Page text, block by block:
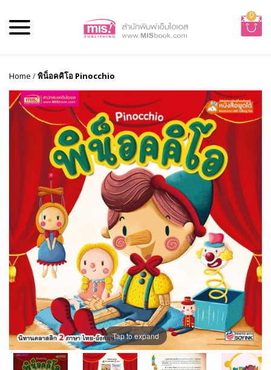
0
Home /พิน็อคคิโอ Pinocchio
Tap to expand